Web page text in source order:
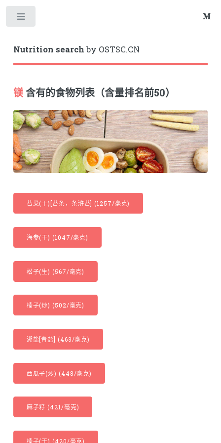
Nutrition searchby OSTSC.CN
镁含有的食物列表（含量排名前50）
苔菜(干)[苔条，条浒苔] (1257/毫克)
海参(干) (1047/毫克)
松子(生) (567/毫克)
榛子(炒) (502/毫克)
湖盐[青盐] (463/毫克)
西瓜子(炒) (448/毫克)
麻子籽 (421/毫克)
榛子(干) (420/毫克)